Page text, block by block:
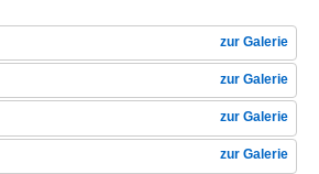
zur Galerie
zur Galerie
zur Galerie
zur Galerie